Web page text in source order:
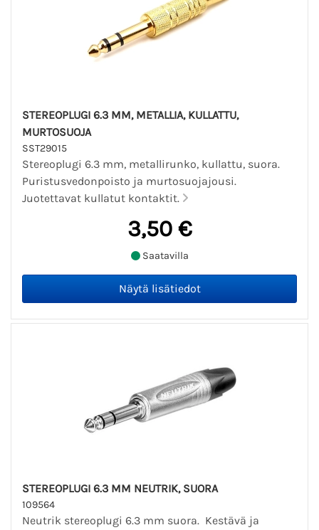
STEREOPLUGI 6.3 MM, METALLIA, KULLATTU,
MURTOSUOJA
SST29015
Stereoplugi 6.3 mm, metallirunko, kullattu, suora.
Puristusvedonpoisto ja murtosuojajousi.
Juotettavat kullatut kontaktit.
3,50 €
Saatavilla
STEREOPLUGI 6.3 MM NEUTRIK, SUORA
109564
Neutrik stereoplugi 6.3 mm suora. Kestävä ja